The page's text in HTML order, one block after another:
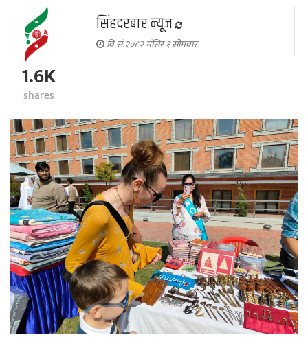
सिंहदरबार न्यूज
वि.सं.२०८२ मंसिर १ सोमवार
1.6K
shares